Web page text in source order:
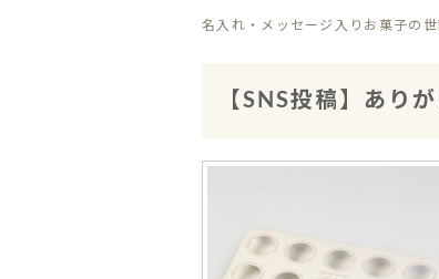
名入れ・メッセージ入りお菓子の
【SNS投稿】あり